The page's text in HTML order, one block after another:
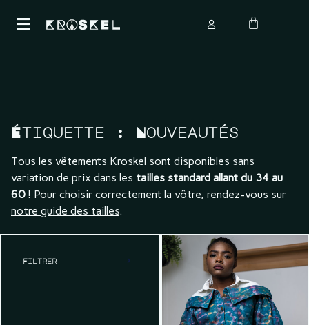
Étiquette : Nouveautés
Tous les vêtements Kroskel sont disponibles sans
variation de prix dans les tailles standard allant du 34 au
60! Pour choisir correctement la vôtre, rendez-vous sur
notre guide des tailles.
Filtrer